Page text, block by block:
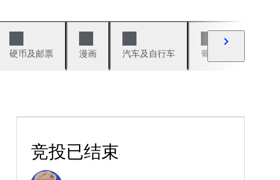
硬币及邮票 漫画 汽车及自行车 葡萄酒及烈性酒
竞投已结束